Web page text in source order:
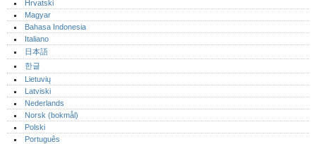
Hrvatski
Magyar
Bahasa Indonesia
Italiano
日本語
한글
Lietuvių
Latviski
Nederlands
Norsk (bokmål)‎
Polski
Português‎